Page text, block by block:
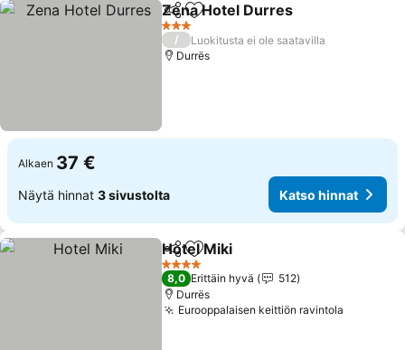
Jaa Lisää suosikkeihin
Zena Hotel Durres
3 Tähtiluokitus
/
Luokitusta ei ole saatavilla
Durrës
Alkaen 37 €
Näytä hinnat 3 sivustolta Katso hinnat
Jaa Lisää suosikkeihin
Hotel Miki
4 Tähtiluokitus
8,0 Erittäin hyvä
512
Durrës
Eurooppalaisen keittiön ravintola